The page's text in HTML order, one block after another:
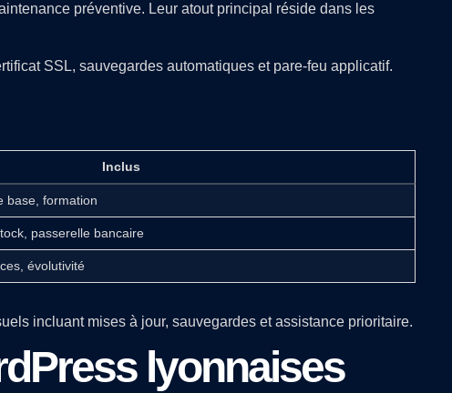
préventive. Leur atout principal réside dans les
SSL, sauvegardes automatiques et pare-feu applicatif.
Inclus
base, formation
passerelle bancaire
évolutivité
incluant mises à jour, sauvegardes et assistance prioritaire.
lyonnaises